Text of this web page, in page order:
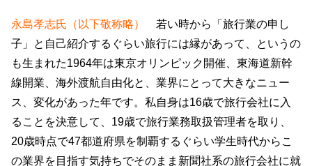
永島孝志氏（以下敬称略）
若い時から「旅行業の申し
子」と自己紹介するぐらい旅行には縁があって、というの
も生まれた1964年は東京オリンピック開催、東海道新幹
線開業、海外渡航自由化と、業界にとって大きなニュー
ス、変化があった年です。私自身は16歳で旅行会社に入
ることを決意して、19歳で旅行業務取扱管理者を取り、
20歳時点で47都道府県を制覇するぐらい学生時代からこ
の業界を目指す気持ちでそのまま新聞社系の旅行会社に就